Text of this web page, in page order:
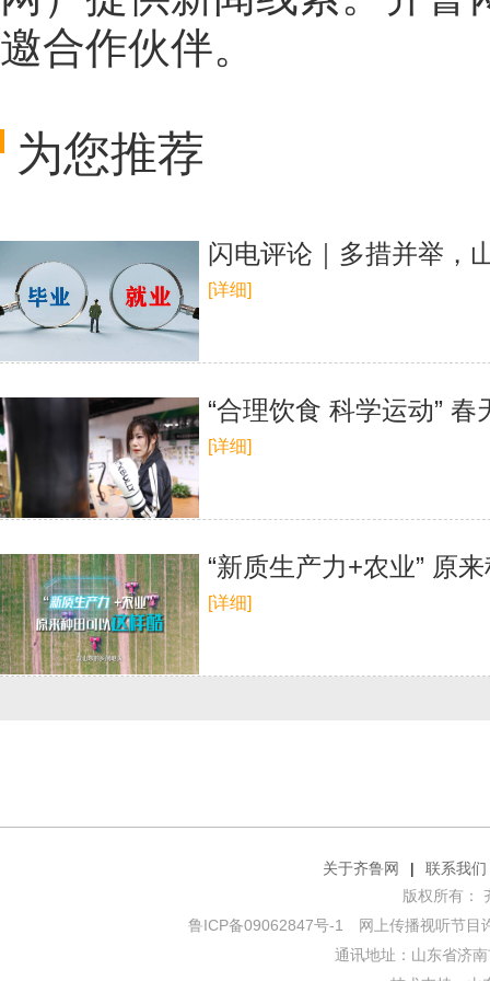
邀合作伙伴。
为您推荐
闪电评论｜多措并举，
[详细]
“合理饮食 科学运动”
[详细]
“新质生产力+农业” 原
[详细]
关于齐鲁网 |
联系我们
版权所有：
鲁ICP备09062847号-1
网上传播视听节目
通讯地址：山东省济